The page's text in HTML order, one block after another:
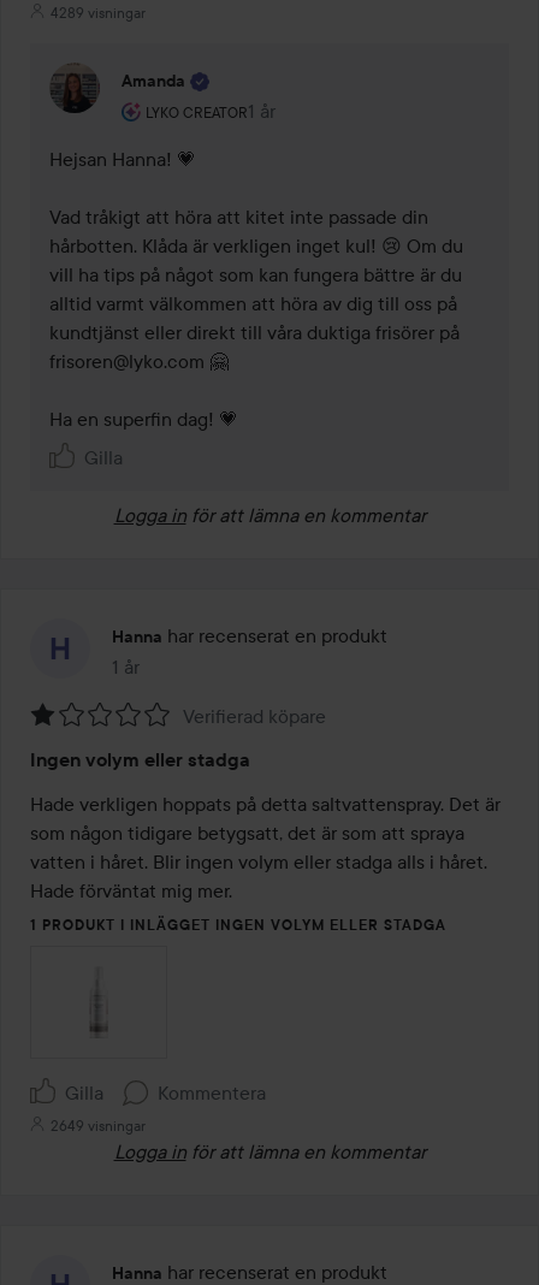
4289 visningar
Amanda
LYKO CREATOR
Användarens roll: Lyko Creator.
1 år
Kommentaren lades 1 år
Hejsan Hanna! 💗
Vad tråkigt att höra att kitet inte passade din
hårbotten. Klåda är verkligen inget kul! 😢 Om du
vill ha tips på något som kan fungera bättre är du
alltid varmt välkommen att höra av dig till oss på
kundtjänst eller direkt till våra duktiga frisörer på
frisoren@lyko.com 🤗
Ha en superfin dag! 💗
Gilla
Logga in för att lämna en kommentar
Hanna har recenserat en produkt
1 år
Inlägget skapades 1 år
1
av
5
Verifierad köpare
Ingen volym eller stadga
Hade verkligen hoppats på detta saltvattenspray. Det är
som någon tidigare betygsatt, det är som att spraya
vatten i håret. Blir ingen volym eller stadga alls i håret.
Hade förväntat mig mer.
1 PRODUKT I INLÄGGET INGEN VOLYM ELLER STADGA
Gilla Kommentera
2649 visningar
Logga in för att lämna en kommentar
Hanna har recenserat en produkt